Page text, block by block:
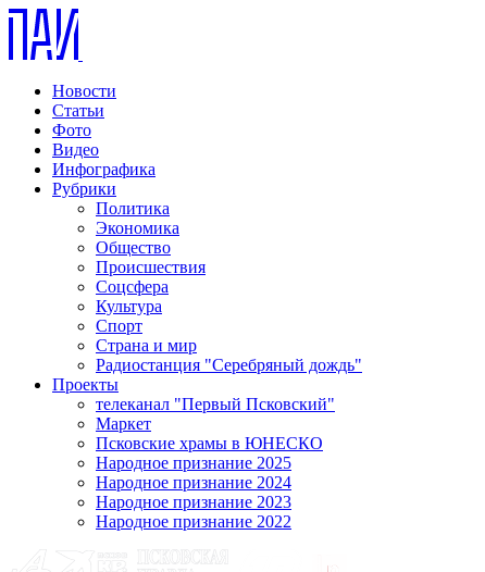
Новости
Статьи
Фото
Видео
Инфографика
Рубрики
Политика
Экономика
Общество
Происшествия
Соцсфера
Культура
Спорт
Страна и мир
Радиостанция "Серебряный дождь"
Проекты
телеканал "Первый Псковский"
Маркет
Псковские храмы в ЮНЕСКО
Народное признание 2025
Народное признание 2024
Народное признание 2023
Народное признание 2022